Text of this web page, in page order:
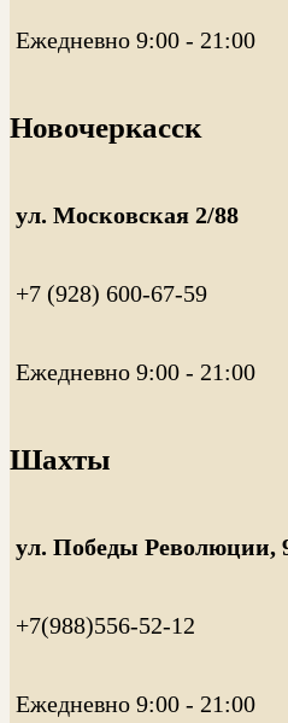
Ежедневно 9:00 - 21:00
Новочеркасск
ул. Московская 2/88
+7 (928) 600-67-59
Ежедневно 9:00 - 21:00
Шахты
ул. Победы Революции,
+7(988)556-52-12
Ежедневно 9:00 - 21:00